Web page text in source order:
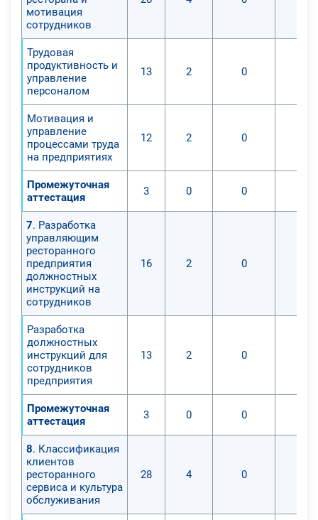
мотивация
сотрудников
Трудовая
продуктивность и
управление
персоналом
13 2 0
Мотивация и
управление
процессами труда
на предприятиях
12 2 0
Промежуточная
аттестация
3 0 0
7. Разработка
управляющим
ресторанного
предприятия
должностных
инструкций на
сотрудников
16 2 0
Разработка
должностных
инструкций для
сотрудников
предприятия
13 2 0
Промежуточная
аттестация
3 0 0
8. Классификация
клиентов
ресторанного
сервиса и культура
обслуживания
28 4 0